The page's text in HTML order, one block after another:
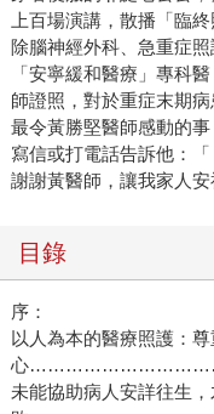
上百場演講，散播「臨
除腦神經外科、急重症
「安寧緩和醫療」專科醫
師證照，對於重症末期病
最令黃勝堅醫師感動的
寫信或打電話告訴他：「
謝謝黃醫師，讓我家人安
目錄
序：
以人為本的醫療照護：
心
未能協助病人安詳往生